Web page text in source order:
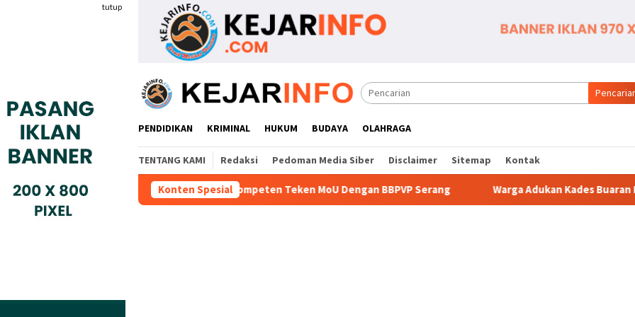
tutup
PENDIDIKAN KRIMINAL HUKUM BUDAYA OLAHRAGA
TENTANG KAMI Redaksi Pedoman Media Siber Disclaimer Sitemap Kontak
Konten Spesial
Gyokai Indonesia Kompeten Teken MoU Dengan BBPVP Serang Warga Adukan Kades Buaran Bambu Atas Dugaan